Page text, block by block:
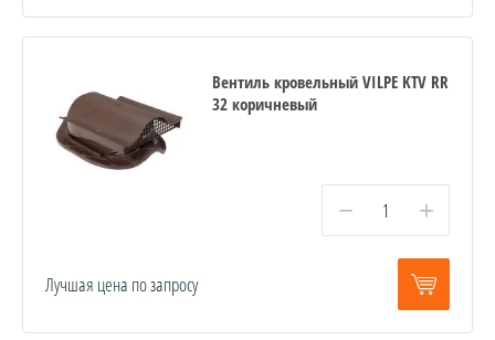
Вентиль кровельный VILPE KTV RR
32 коричневый
− +
Лучшая цена по запросу